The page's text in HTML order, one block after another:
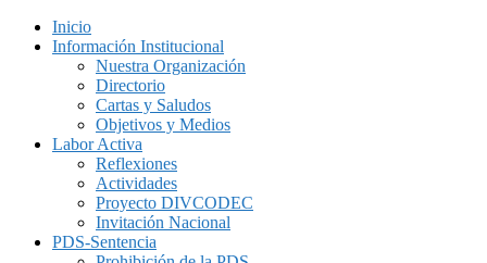
Inicio
Información Institucional
Nuestra Organización
Directorio
Cartas y Saludos
Objetivos y Medios
Labor Activa
Reflexiones
Actividades
Proyecto DIVCODEC
Invitación Nacional
PDS-Sentencia